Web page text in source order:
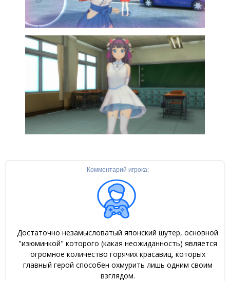
Комментарий игрока:
Достаточно незамысловатый японский шутер, основной
"изюминкой" которого (какая неожиданность) является
огромное количество горячих красавиц, которых
главный герой способен охмурить лишь одним своим
взглядом.